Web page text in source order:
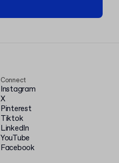
Connect
Instagram
X
Pinterest
Tiktok
LinkedIn
YouTube
Facebook